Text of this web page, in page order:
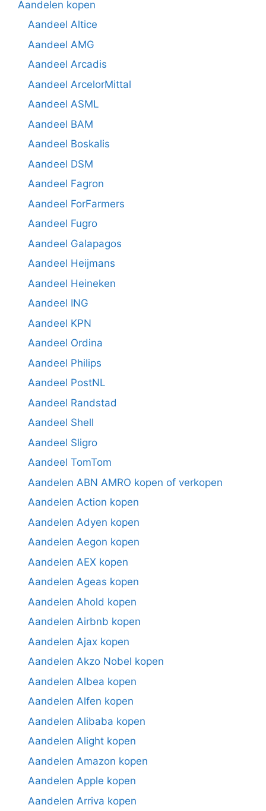
Aandelen kopen
Aandeel Altice
Aandeel AMG
Aandeel Arcadis
Aandeel ArcelorMittal
Aandeel ASML
Aandeel BAM
Aandeel Boskalis
Aandeel DSM
Aandeel Fagron
Aandeel ForFarmers
Aandeel Fugro
Aandeel Galapagos
Aandeel Heijmans
Aandeel Heineken
Aandeel ING
Aandeel KPN
Aandeel Ordina
Aandeel Philips
Aandeel PostNL
Aandeel Randstad
Aandeel Shell
Aandeel Sligro
Aandeel TomTom
Aandelen ABN AMRO kopen of verkopen
Aandelen Action kopen
Aandelen Adyen kopen
Aandelen Aegon kopen
Aandelen AEX kopen
Aandelen Ageas kopen
Aandelen Ahold kopen
Aandelen Airbnb kopen
Aandelen Ajax kopen
Aandelen Akzo Nobel kopen
Aandelen Albea kopen
Aandelen Alfen kopen
Aandelen Alibaba kopen
Aandelen Alight kopen
Aandelen Amazon kopen
Aandelen Apple kopen
Aandelen Arriva kopen